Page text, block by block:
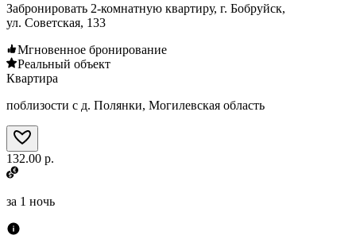
Забронировать 2-комнатную квартиру, г. Бобруйск,
ул. Советская, 133
Мгновенное бронирование
Реальный объект
Квартира
поблизости с д. Полянки, Могилевская область
132.00 р.
за 1 ночь